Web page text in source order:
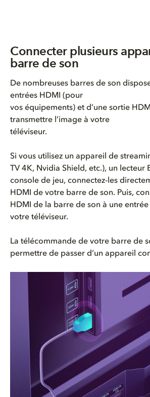
Connecter plusieurs
barre de son
De nombreuses barres de son
entrées HDMI (pour
vos équipements) et d’une sortie
transmettre l’image à votre
téléviseur.
Si vous utilisez un appareil de
TV 4K, Nvidia Shield, etc.), un lecteur
console de jeu, connectez-les
HDMI de votre barre de son. Puis,
HDMI de la barre de son à une
votre téléviseur.
La télécommande de votre barre de
permettre de passer d’un appareil